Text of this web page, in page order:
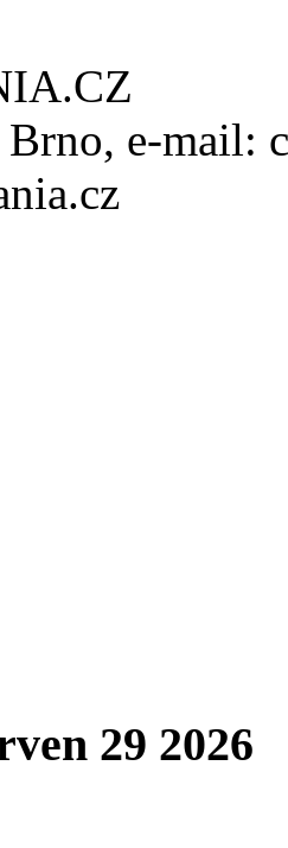
e-mail:
29 2026